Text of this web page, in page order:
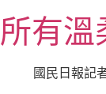
至
主所有溫
國民日報記